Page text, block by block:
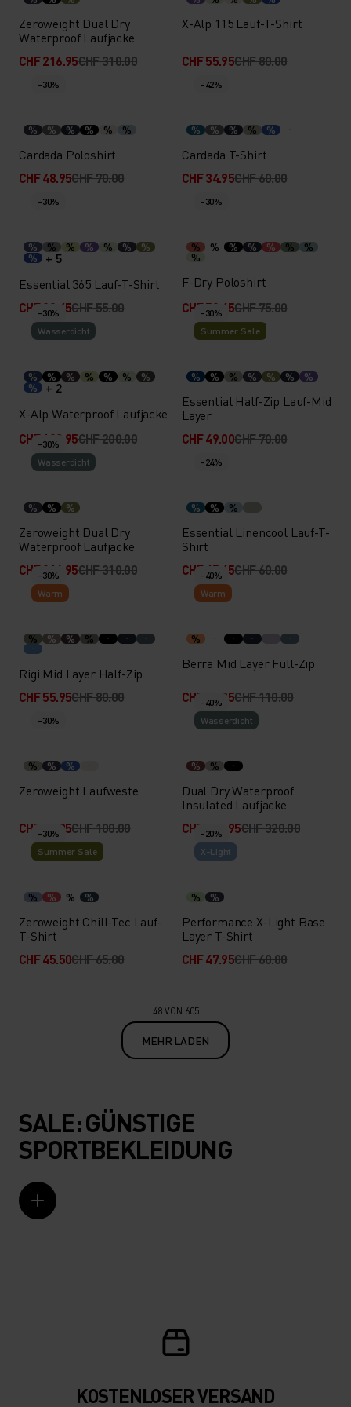
Zeroweight Dual Dry
Waterproof Laufjacke
CHF 216.95CHF 310.00
X-Alp 115 Lauf-T-Shirt
CHF 55.95CHF 80.00
-30%
% % % % % %
Cardada Poloshirt
CHF 48.95CHF 70.00
-42%
% % % % %
Cardada T-Shirt
CHF 34.95CHF 60.00
-30%
% % % % % %
%
%
+ 5
Essential 365 Lauf-T-Shirt
CHF 38.45CHF 55.00
-30%
% % % % % % %
%
F-Dry Poloshirt
CHF 52.45CHF 75.00
-30%
Wasserdicht
% % % % % %
%
% + 2
X-Alp Waterproof Laufjacke
CHF 139.95CHF 200.00
-30%
Summer Sale
% % % % % % %
Essential Half-Zip Lauf-Mid
Layer
CHF 49.00CHF 70.00
-30%
Wasserdicht
% % %
Zeroweight Dual Dry
Waterproof Laufjacke
CHF 216.95CHF 310.00
-24%
% % %
Essential Linencool Lauf-T-
Shirt
CHF 45.45CHF 60.00
-30%
Warm
% % % %
Rigi Mid Layer Half-Zip
CHF 55.95CHF 80.00
-40%
Warm
%
Berra Mid Layer Full-Zip
CHF 65.95CHF 110.00
-30%
% % %
Zeroweight Laufweste
CHF 69.95CHF 100.00
-40%
Wasserdicht
% %
Dual Dry Waterproof
Insulated Laufjacke
CHF 191.95CHF 320.00
-30%
Summer Sale
% % % %
Zeroweight Chill-Tec Lauf-
T-Shirt
CHF 45.50CHF 65.00
-20%
X-Light
% %
Performance X-Light Base
Layer T-Shirt
CHF 47.95CHF 60.00
48 VON 605
MEHR LADEN
SALE: GÜNSTIGE
SPORTBEKLEIDUNG
KOSTENLOSER VERSAND